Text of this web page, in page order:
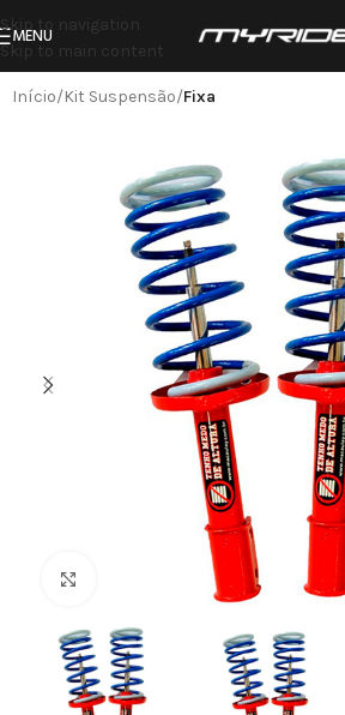
Skip to navigation
Skip to main content
MENU
Início Kit Suspensão Fixa
Clique para ampliar